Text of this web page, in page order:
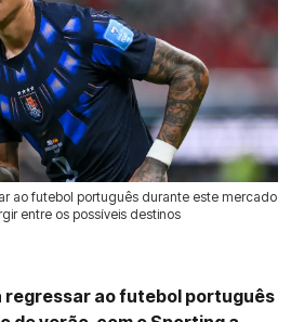
ao futebol português durante este mercado
entre os possíveis destinos
regressar ao futebol português